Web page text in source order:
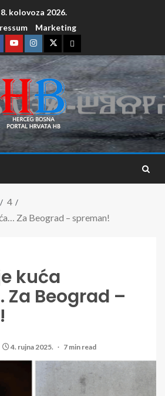
8. kolovoza 2026.
Marketing
4
Za Beograd – spreman!
kuća
Beograd –
4. rujna 2025. 7 min read